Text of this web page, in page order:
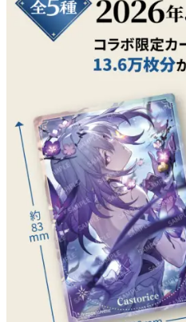
ゲーム開発者・
具体的な形から解き
ゲームが変えた日
「経験値」「裏技」
イニーP氏が徹底調査。
カテゴリ
特集記事
マンガ
女性向け
アプリレビュー
その他